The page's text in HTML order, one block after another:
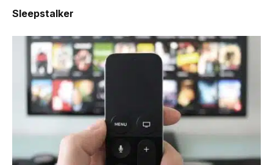
Sleepstalker